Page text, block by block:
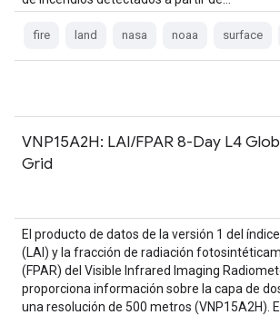
fire land nasa noaa surface
VNP15A2H: LAI/FPAR 8-Day L4
Grid
El producto de datos de la versión 1 del
(LAI) y la fracción de radiación
(FPAR) del Visible Infrared Imaging
proporciona información sobre la capa de
una resolución de 500 metros (VNP15A2H).